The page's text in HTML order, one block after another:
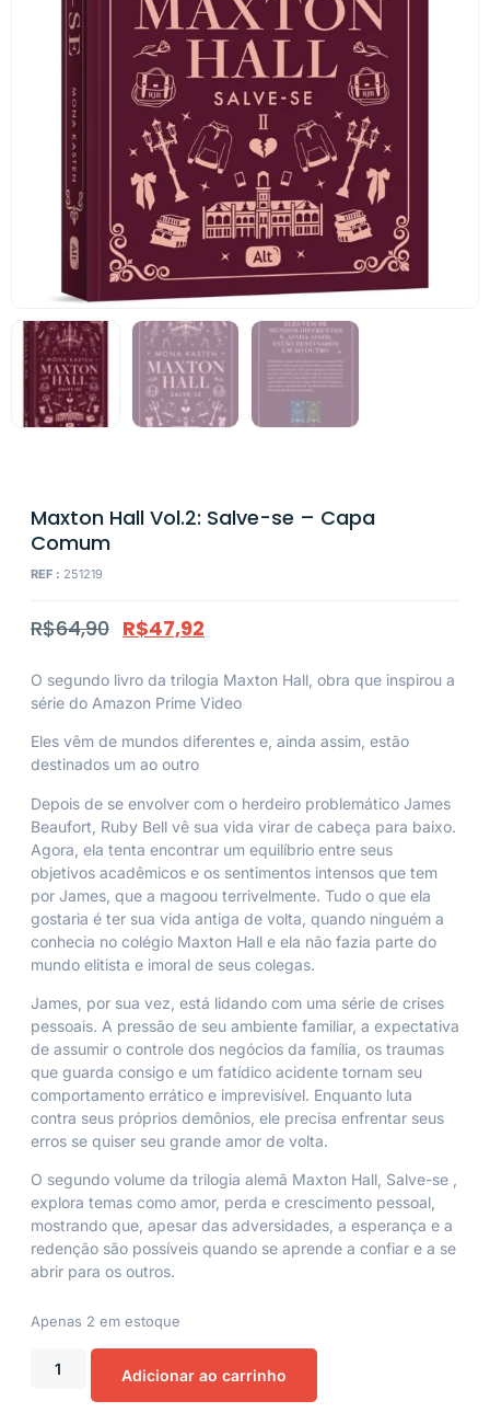
Maxton Hall Vol.2: Salve-se – Capa
Comum
REF : 251219
R$64,90 R$47,92
O segundo livro da trilogia Maxton Hall, obra que inspirou a
série do Amazon Prime Video
Eles vêm de mundos diferentes e, ainda assim, estão
destinados um ao outro
Depois de se envolver com o herdeiro problemático James
Beaufort, Ruby Bell vê sua vida virar de cabeça para baixo.
Agora, ela tenta encontrar um equilíbrio entre seus
objetivos acadêmicos e os sentimentos intensos que tem
por James, que a magoou terrivelmente. Tudo o que ela
gostaria é ter sua vida antiga de volta, quando ninguém a
conhecia no colégio Maxton Hall e ela não fazia parte do
mundo elitista e imoral de seus colegas.
James, por sua vez, está lidando com uma série de crises
pessoais. A pressão de seu ambiente familiar, a expectativa
de assumir o controle dos negócios da família, os traumas
que guarda consigo e um fatídico acidente tornam seu
comportamento errático e imprevisível. Enquanto luta
contra seus próprios demônios, ele precisa enfrentar seus
erros se quiser seu grande amor de volta.
O segundo volume da trilogia alemã Maxton Hall, Salve-se
explora temas como amor, perda e crescimento pessoal,
mostrando que, apesar das adversidades, a esperança e a
redenção são possíveis quando se aprende a confiar e a se
abrir para os outros.
Apenas 2 em estoque
Adicionar ao carrinho